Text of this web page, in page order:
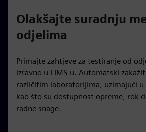
Olakšajte suradnju
odjelima
Primajte zahtjeve za testiranje od
izravno u LIMS-u. Automatski
različitim laboratorijima, uzimajući u
kao što su dostupnost opreme, rok
radne snage.